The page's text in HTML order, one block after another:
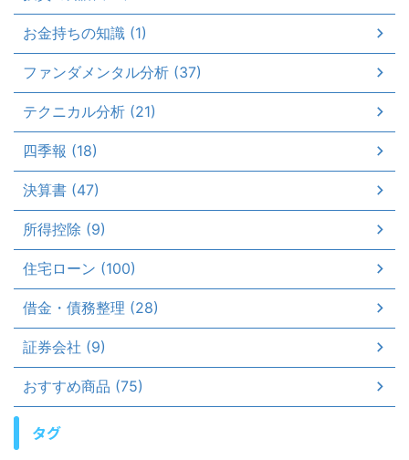
お金持ちの知識 (1)
ファンダメンタル分析 (37)
テクニカル分析 (21)
四季報 (18)
決算書 (47)
所得控除 (9)
住宅ローン (100)
借金・債務整理 (28)
証券会社 (9)
おすすめ商品 (75)
タグ